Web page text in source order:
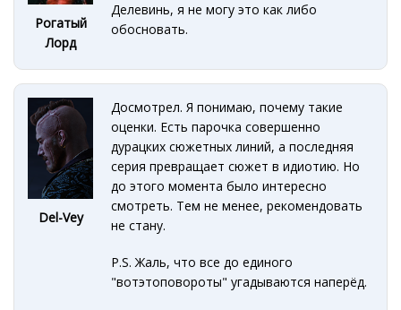
Рогатый
Лорд
Делевинь, я не могу это как либо
обосновать.
Del-Vey
Досмотрел. Я понимаю, почему такие
оценки. Есть парочка совершенно
дурацких сюжетных линий, а последняя
серия превращает сюжет в идиотию. Но
до этого момента было интересно
смотреть. Тем не менее, рекомендовать
не стану.
P.S. Жаль, что все до единого
"вотэтоповороты" угадываются наперёд.